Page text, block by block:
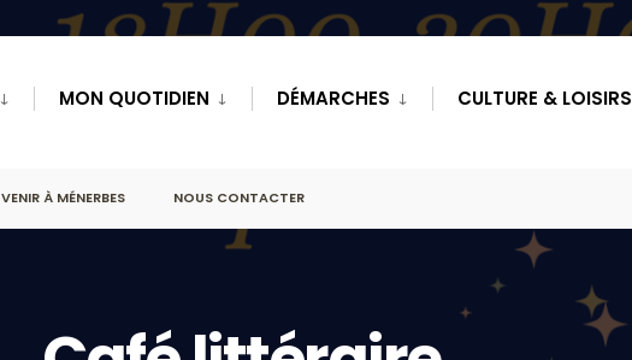
MON QUOTIDIEN DÉMARCHES CULTURE & LOISIRS
VENIR À MÉNERBES NOUS CONTACTER